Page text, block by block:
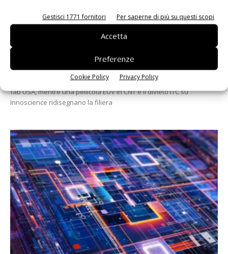
Gestisci 1771 fornitori Per saperne di più su questi scopi
Accetta
Preferenze
Cookie Policy Privacy Policy
Le ultimissime dell’8 luglio – Manodopera, litografia e
brevetti GaN nei...
8 Luglio 2026
Un rapporto McKinsey-SEMI stima 157.000 lavoratori mancanti nei
fab USA, mentre una pellicola EUV in CNT e il divieto ITC su
Innoscience ridisegnano la filiera